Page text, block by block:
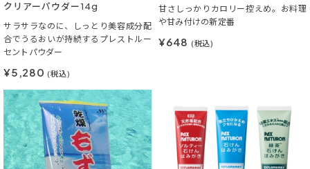
クリアーパウダー14g
サラサラなのに、しっとり美容成分配
合でうるおいが持続するプレストルー
セントパウダー
¥5,280 (税込)
甘さしっかりカロリー控えめ。お料理
や甘み付けの新定番
¥648 (税込)